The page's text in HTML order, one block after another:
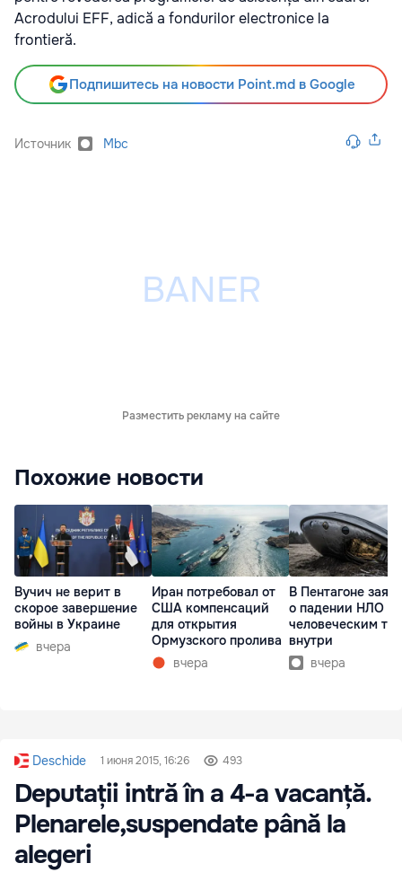
Acrodului EFF, adică a fondurilor electronice la
frontieră.
Подпишитесь на новости Point.md в Google
Источник Mbc
Разместить рекламу на сайте
Похожие новости
Вучич не верит в
скорое завершение
войны в Украине
вчера
Иран потребовал от
США компенсаций
для открытия
Ормузского пролива
вчера
В Пентагоне
о падении НЛО с
человеческим
внутри
вчера
Deschide 1 июня 2015, 16:26 493
Deputații intră în a 4-a vacanță.
Plenarele,suspendate până la
alegeri